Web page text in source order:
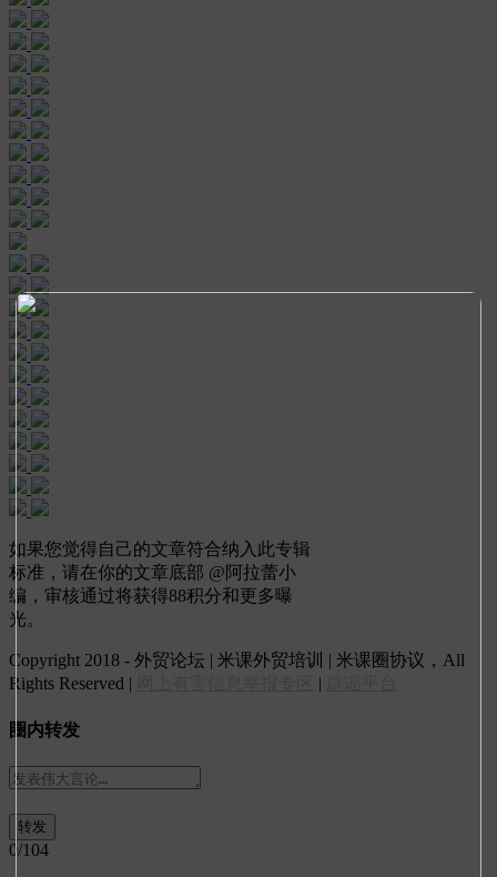
如果您觉得自己的文章符合纳入此专辑
标准，请在你的文章底部 @阿拉蕾小
编 ，审核通过将获得88积分和更多曝
光。
Copyright 2018 - 外贸论坛 | 米课外贸培训 | 米课圈协议，All
Rights Reserved |
|
圈内转发
0/104